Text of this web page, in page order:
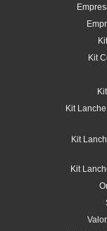
Kit
Kit
Kit
Kit